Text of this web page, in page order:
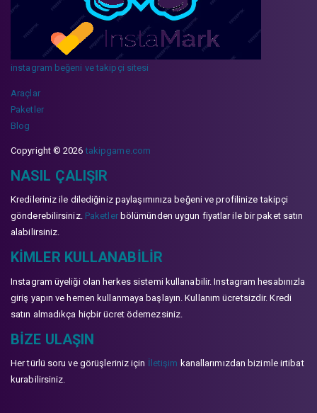
instagram beğeni ve takipçi sitesi
Araçlar
Paketler
Blog
Copyright © 2026takipgame.com
NASIL ÇALIŞIR
Kredileriniz ile dilediğiniz paylaşımınıza beğeni ve profilinize takipçi
gönderebilirsiniz. Paketlerbölümünden uygun fiyatlar ile bir paket satın
alabilirsiniz.
KIMLER KULLANABILIR
Instagram üyeliği olan herkes sistemi kullanabilir. Instagram hesabınızla
giriş yapın ve hemen kullanmaya başlayın. Kullanım ücretsizdir. Kredi
satın almadıkça hiçbir ücret ödemezsiniz.
BIZE ULAŞIN
Her türlü soru ve görüşleriniz için İletişim kanallarımızdan bizimle irtibat
kurabilirsiniz.